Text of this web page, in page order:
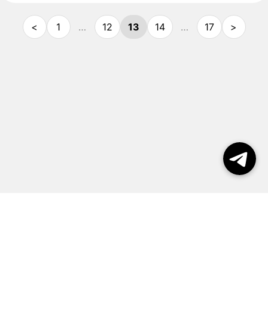
< 1 … 12 13 14 … 17 >